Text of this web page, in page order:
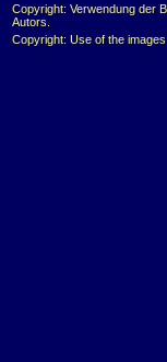
Copyright: Verwendung der
Autors.
Copyright: Use of the